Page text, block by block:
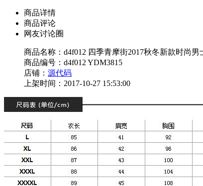
商品详情
商品评论
网友讨论圈
商品名称：d4f012 四季青摩街2017秋冬新款时尚
商品编号：d4f012 YDM3815
店铺： 源代码
上架时间：2017-10-27 15:53:00